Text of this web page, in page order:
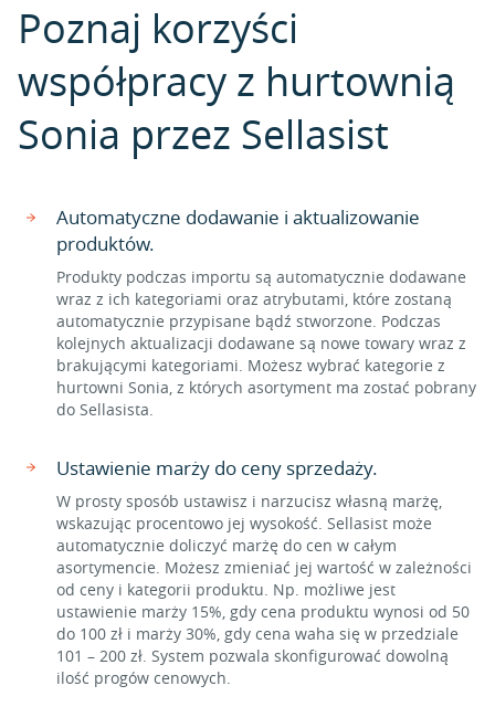
Poznaj korzyści
współpracy z hurtownią
Sonia przez Sellasist
Automatyczne dodawanie i aktualizowanie
produktów.
Produkty podczas importu są automatycznie dodawane
wraz z ich kategoriami oraz atrybutami, które zostaną
automatycznie przypisane bądź stworzone. Podczas
kolejnych aktualizacji dodawane są nowe towary wraz z
brakującymi kategoriami. Możesz wybrać kategorie z
hurtowni Sonia, z których asortyment ma zostać pobrany
do Sellasista.
Ustawienie marży do ceny sprzedaży.
W prosty sposób ustawisz i narzucisz własną marżę,
wskazując procentowo jej wysokość. Sellasist może
automatycznie doliczyć marżę do cen w całym
asortymencie. Możesz zmieniać jej wartość w zależności
od ceny i kategorii produktu. Np. możliwe jest
ustawienie marży 15%, gdy cena produktu wynosi od 50
do 100 zł i marży 30%, gdy cena waha się w przedziale
101 – 200 zł. System pozwala skonfigurować dowolną
ilość progów cenowych.